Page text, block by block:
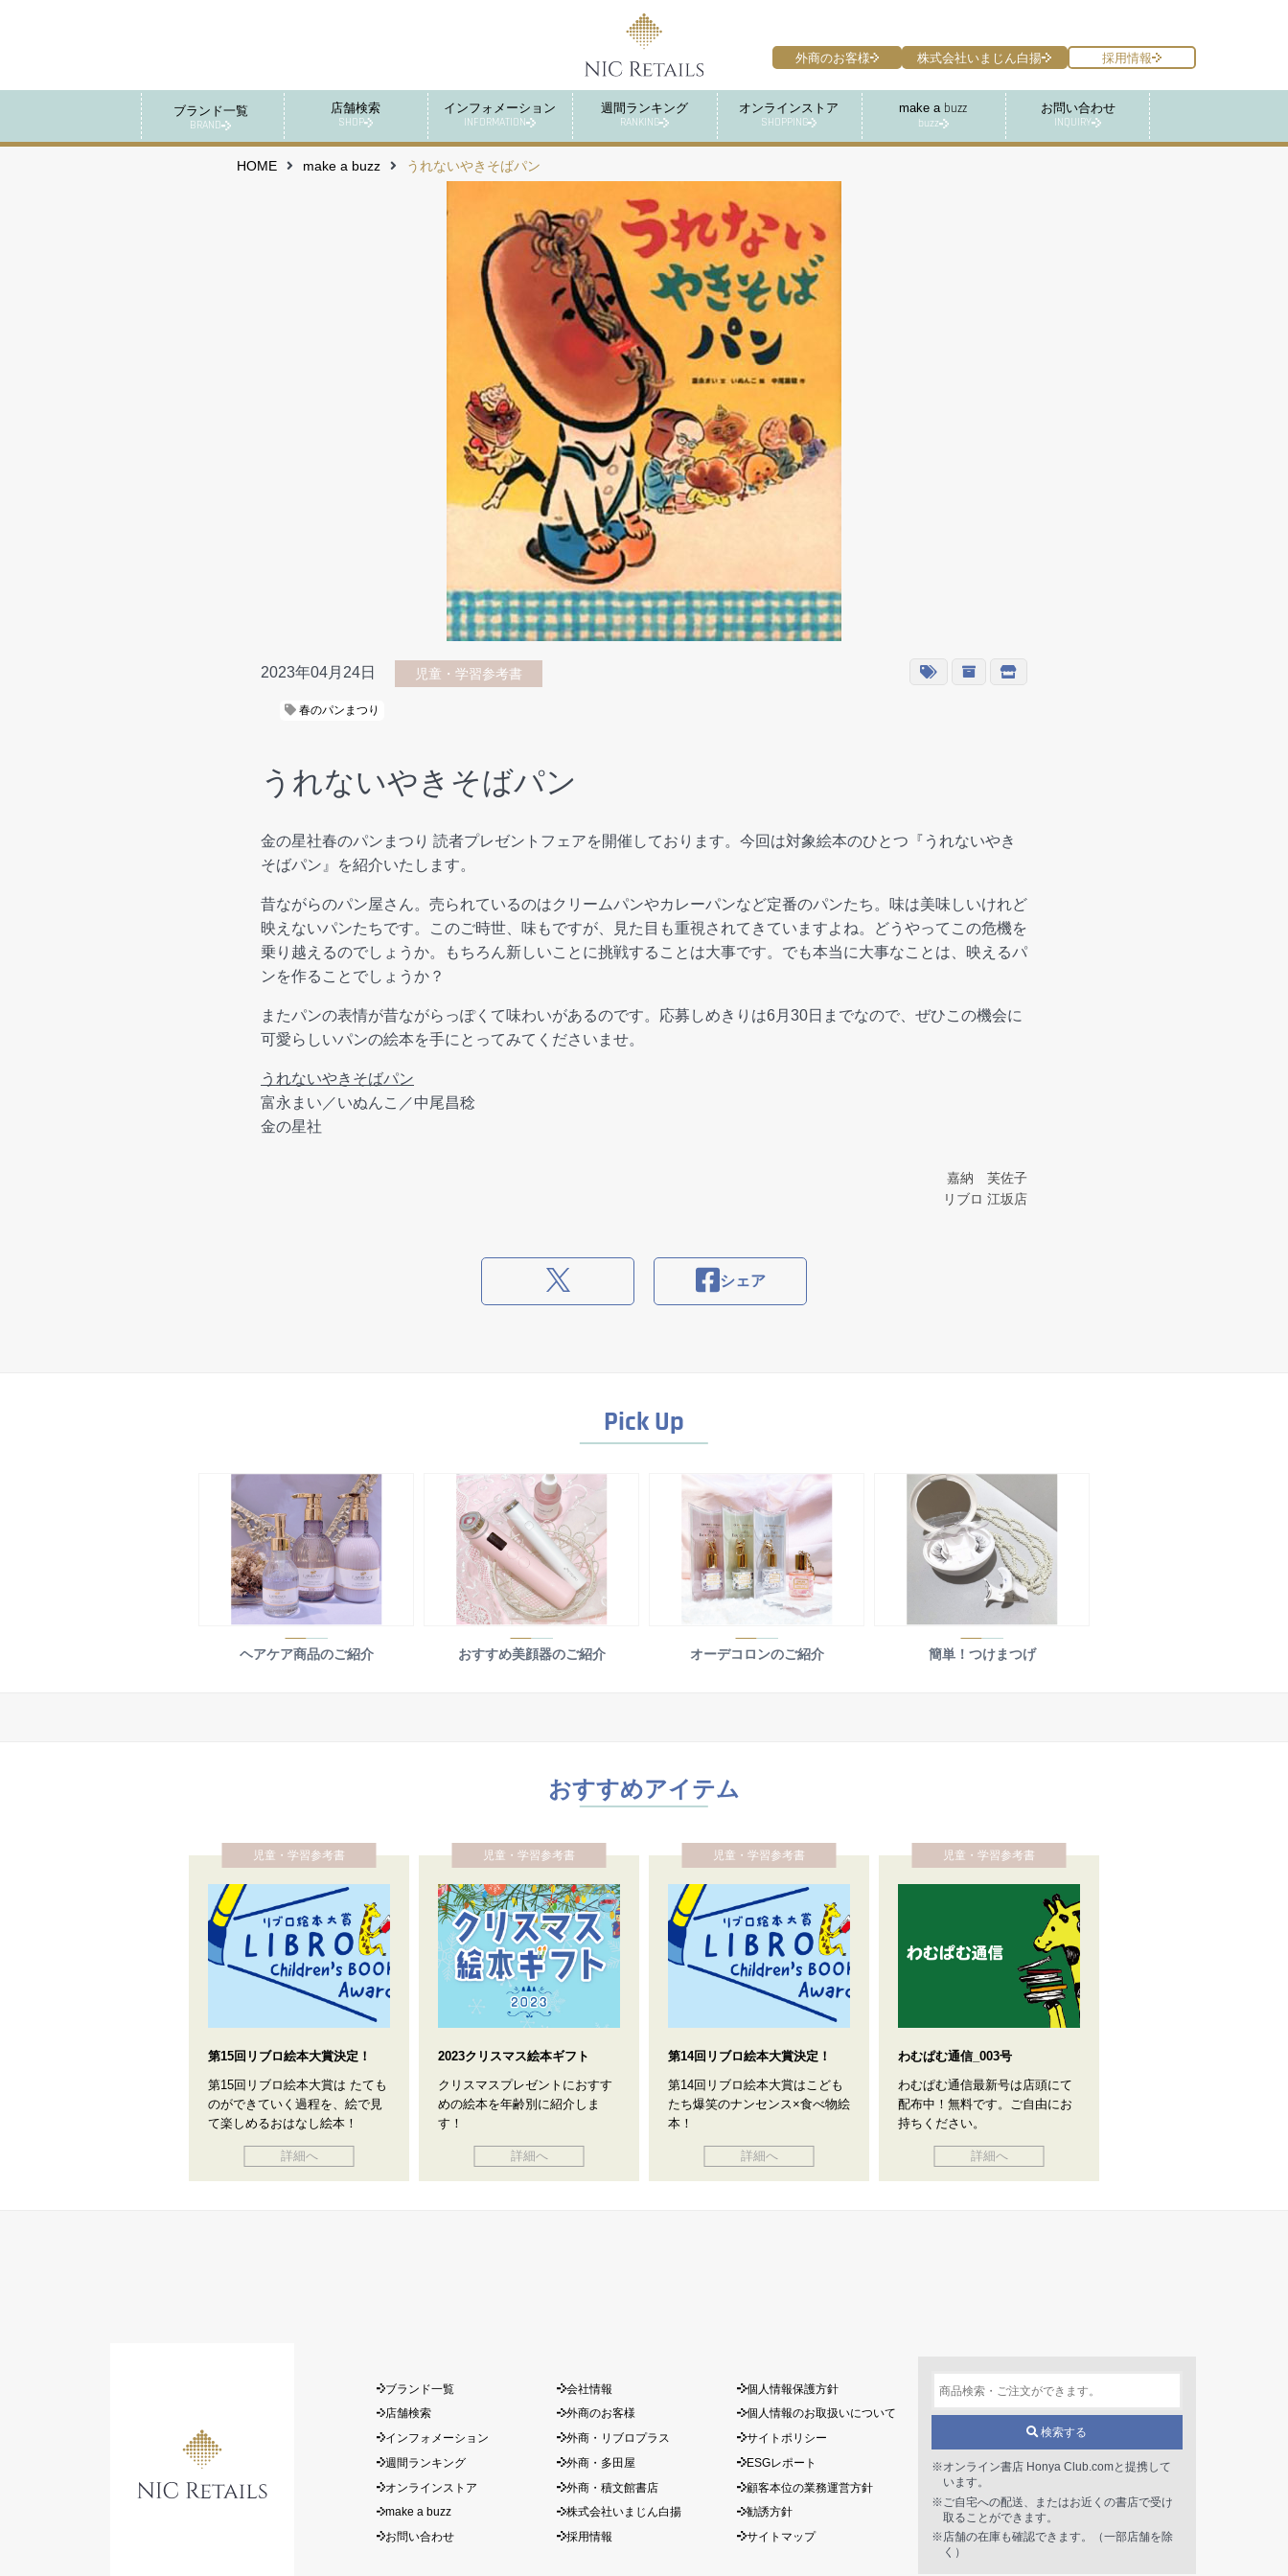
ブランド一覧
BRAND
店舗検索
SHOP
インフォメーション
INFORMATION
週間ランキング
RANKING
オンラインストア
SHOPPING
make a buzz
buzz
お問い合わせ
INQUIRY
外商のお客様 株式会社いまじん白揚 採用情報
HOME make a buzz うれないやきそばパン
2023年04月24日 児童・学習参考書
春のパンまつり
うれないやきそばパン
金の星社春のパンまつり 読者プレゼントフェアを開催しております。今回は対象絵本のひとつ『うれないやき
そばパン』を紹介いたします。
昔ながらのパン屋さん。売られているのはクリームパンやカレーパンなど定番のパンたち。味は美味しいけれど
映えないパンたちです。このご時世、味もですが、見た目も重視されてきていますよね。どうやってこの危機を
乗り越えるのでしょうか。もちろん新しいことに挑戦することは大事です。でも本当に大事なことは、映えるパ
ンを作ることでしょうか？
またパンの表情が昔ながらっぽくて味わいがあるのです。応募しめきりは6月30日までなので、ぜひこの機会に
可愛らしいパンの絵本を手にとってみてくださいませ。
うれないやきそばパン
富永まい／いぬんこ／中尾昌稔
金の星社
嘉納 芙佐子
リブロ 江坂店
シェア
Pick Up
ヘアケア商品のご紹介 おすすめ美顔器のご紹介 オーデコロンのご紹介 簡単！つけまつげ
おすすめアイテム
児童・学習参考書
第15回リブロ絵本大賞決定！
第15回リブロ絵本大賞は たても
のができていく過程を、絵で見
て楽しめるおはなし絵本！
詳細へ
児童・学習参考書
2023クリスマス絵本ギフト
クリスマスプレゼントにおすす
めの絵本を年齢別に紹介しま
す！
詳細へ
児童・学習参考書
第14回リブロ絵本大賞決定！
第14回リブロ絵本大賞はこども
たち爆笑のナンセンス×食べ物絵
本！
詳細へ
児童・学習参考書
わむぱむ通信_003号
わむぱむ通信最新号は店頭にて
配布中！無料です。ご自由にお
持ちください。
詳細へ
検索する
※オンライン書店 Honya Club.comと提携して
います。
※ご自宅への配送、またはお近くの書店で受け
取ることができます。
※店舗の在庫も確認できます。（一部店舗を除
く）
ブランド一覧
店舗検索
インフォメーション
週間ランキング
オンラインストア
make a buzz
お問い合わせ
会社情報
外商のお客様
外商・リブロプラス
外商・多田屋
外商・積文館書店
株式会社いまじん白揚
採用情報
個人情報保護方針
個人情報のお取扱いについて
サイトポリシー
ESGレポート
顧客本位の業務運営方針
勧誘方針
サイトマップ